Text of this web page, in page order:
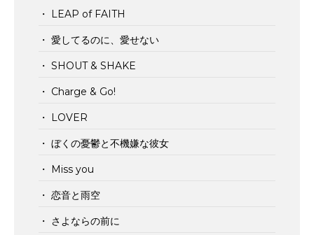
・ LEAP of FAITH
・ 愛してるのに、愛せない
・ SHOUT & SHAKE
・ Charge & Go!
・ LOVER
・ ぼくの憂鬱と不機嫌な彼女
・ Miss you
・ 恋音と雨空
・ さよならの前に